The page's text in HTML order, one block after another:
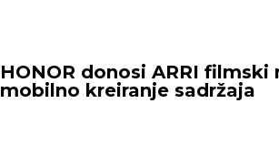
HONOR donosi ARRI filmski
mobilno kreiranje sadržaja